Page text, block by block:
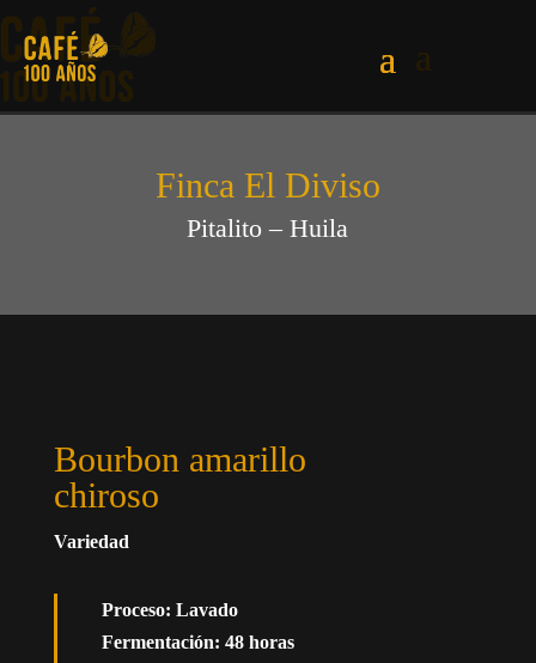
Finca El Diviso
Pitalito – Huila
Bourbon amarillo
chiroso
Variedad
Proceso: Lavado
Fermentación: 48 horas